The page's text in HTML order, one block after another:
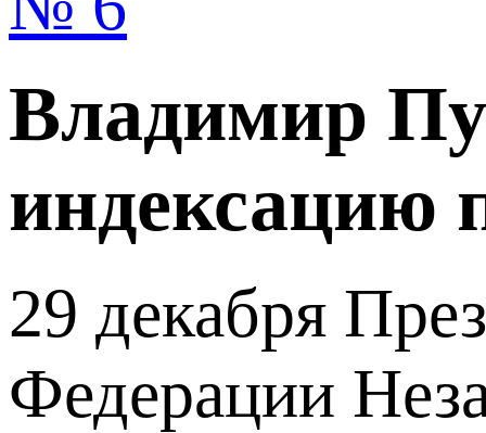
Владимир
индексацию
29 декабря
Федерации